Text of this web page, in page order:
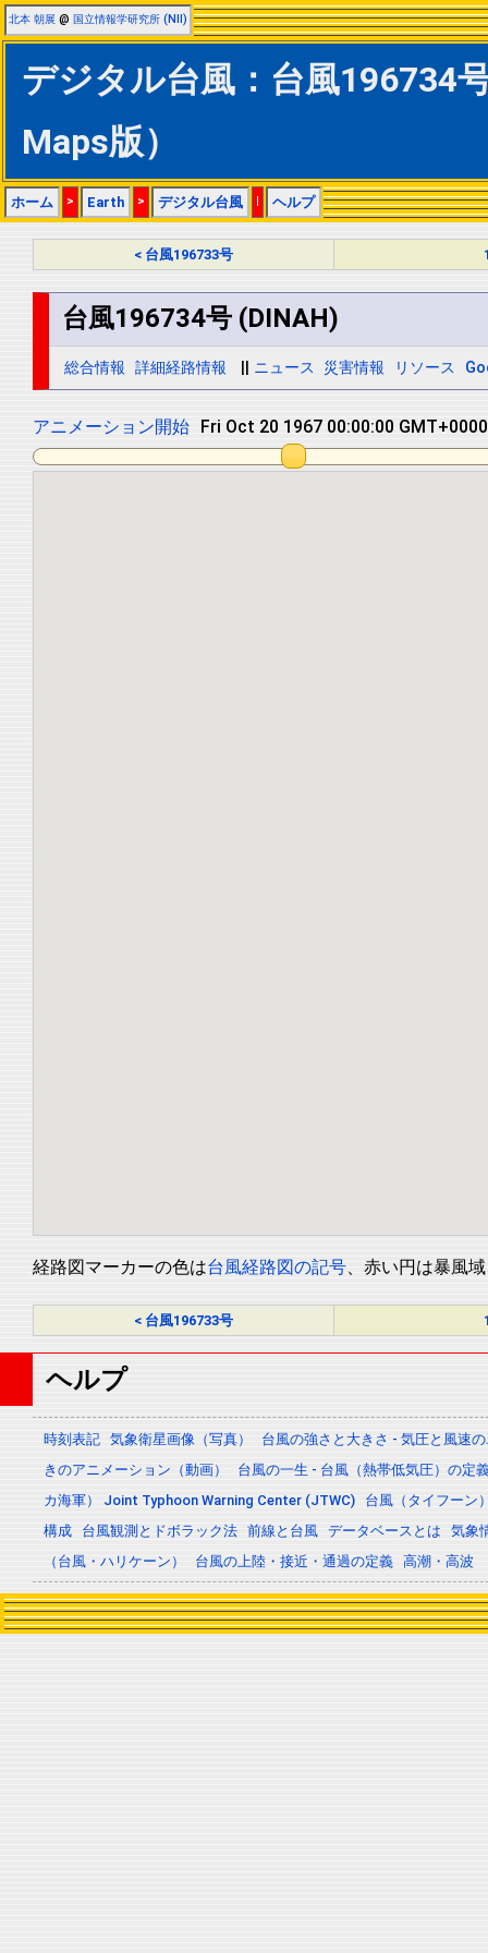
北本 朝展 @ 国立情報学研究所 (NII)
デジタル台風：台風196734
Maps版）
ホーム > Earth > デジタル台風 | ヘルプ
< 台風196733号
台風196734号 (DINAH)
総合情報 詳細経路情報 ニュース 災害情報 リソース
アニメーション開始 Fri Oct 20 1967 06:00:00
経路図マーカーの色は台風経路図の記号、赤い円は暴風
< 台風196733号
ヘルプ
時刻表記 気象衛星画像（写真）
台風の強さと大きさ - 気圧と風速
きのアニメーション（動画）
台風の一生 - 台風（熱帯低気圧）の定
カ海軍） Joint Typhoon Warning Center (JTWC)
台風（タイフーン
構成
台風観測とドボラック法 前線と台風 データベースとは
気象
（台風・ハリケーン）
台風の上陸・接近・通過の定義 高潮・高波